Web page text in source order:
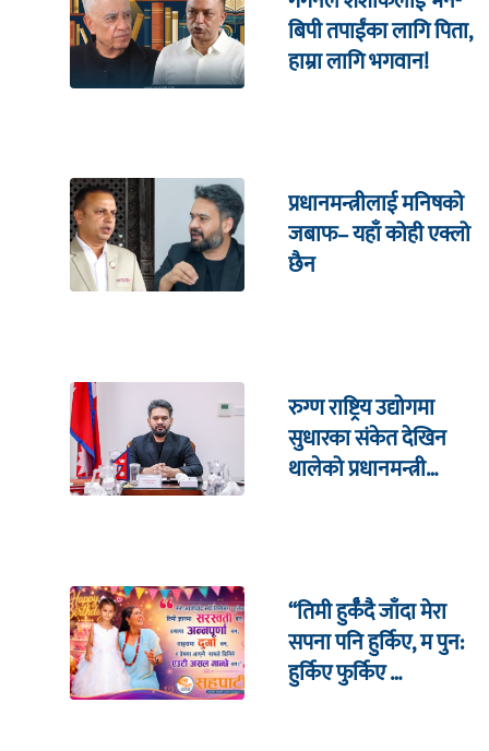
बिपी तपाईंका लागि पिता,
हाम्रा लागि भगवान!
प्रधानमन्त्रीलाई मनिषको
जबाफ– यहाँ कोही एक्लो
छैन
रुग्ण राष्ट्रिय उद्योगमा
सुधारका संकेत देखिन
थालेको प्रधानमन्त्री
“तिमी हुर्कँदै जाँदा मेरा
सपना पनि हुर्किए, म पुन:
हुर्किए फुर्किए …